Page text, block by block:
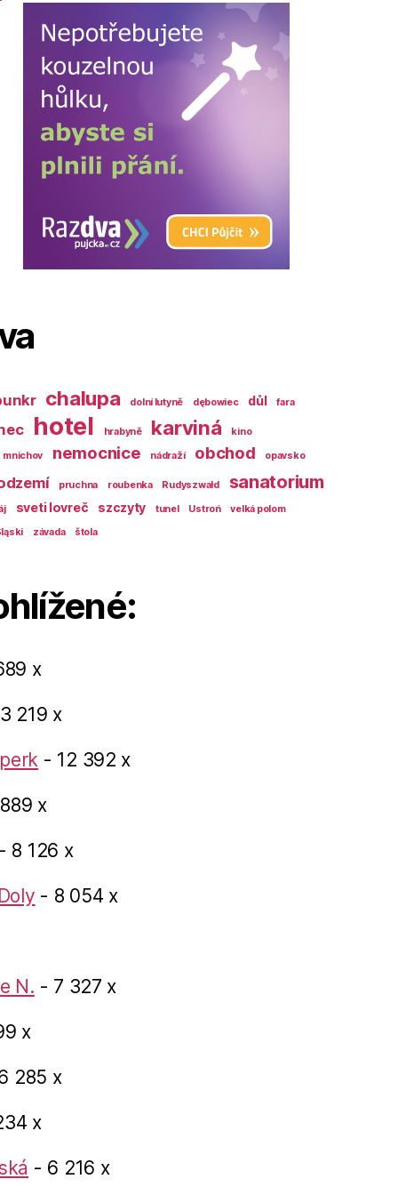
chalupa dolní lutyně dębowiec důl fara
hotel hrabyně karviná kino
mnichov nemocnice nádraží obchod opavsko
pruchna roubenka Rudyszwałd sanatorium
sveti lovreč szczyty tunel Ustroń
velká polom
závada štola
x
219 x
- 12 392 x
x
8 126 x
- 8 054 x
N. - 7 327 x
x
285 x
x
- 6 216 x